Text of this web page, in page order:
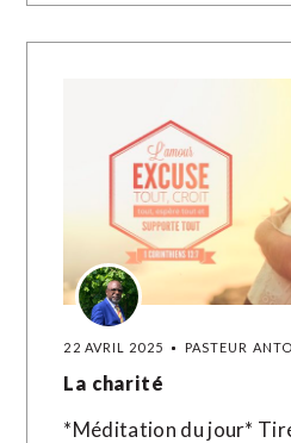
22 AVRIL 2025 PASTEUR
La charité
*Méditation du jour*